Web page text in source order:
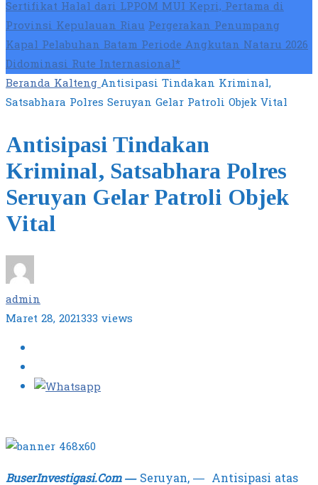
Sertifikat Halal dari LPPOM MUI Kepri, Pertama di
Provinsi Kepulauan RiauPergerakan Penumpang
Kapal Pelabuhan Batam Periode Angkutan Nataru 2026
Didominasi Rute Internasional*
BerandaKaltengAntisipasi Tindakan Kriminal,
Satsabhara Polres Seruyan Gelar Patroli Objek Vital
Antisipasi Tindakan
Kriminal, Satsabhara Polres
Seruyan Gelar Patroli Objek
Vital
admin
Maret 28, 2021333 views
BuserInvestigasi.Com —Seruyan, — Antisipasi atas